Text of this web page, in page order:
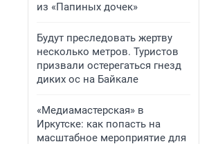
из «Папиных дочек»
Будут преследовать жертву
несколько метров. Туристов
призвали остерегаться гнезд
диких ос на Байкале
«Медиамастерская» в
Иркутске: как попасть на
масштабное мероприятие для